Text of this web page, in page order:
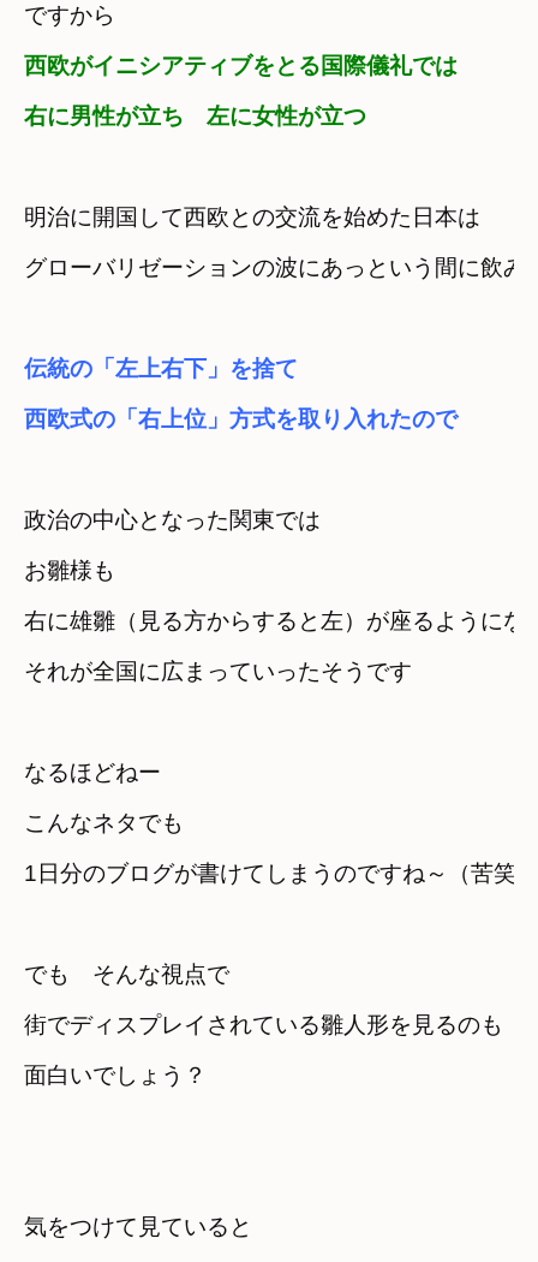
西欧がイニシアティブをとる国際儀礼では
右に男性が立ち　左に女性が立つ
明治に開国して西欧との交流を始めた日本は
グローバリゼーションの波にあっという間に飲み
伝統の「左上右下」を捨て
西欧式の「右上位」方式を取り入れたので
政治の中心となった関東では
お雛様も
右に雄雛（見る方からすると左）が座るようにな
それが全国に広まっていったそうです
なるほどねー
こんなネタでも
1日分のブログが書けてしまうのですね～（苦笑）
でも　そんな視点で
街でディスプレイされている雛人形を見るのも
面白いでしょう？
気をつけて見ていると